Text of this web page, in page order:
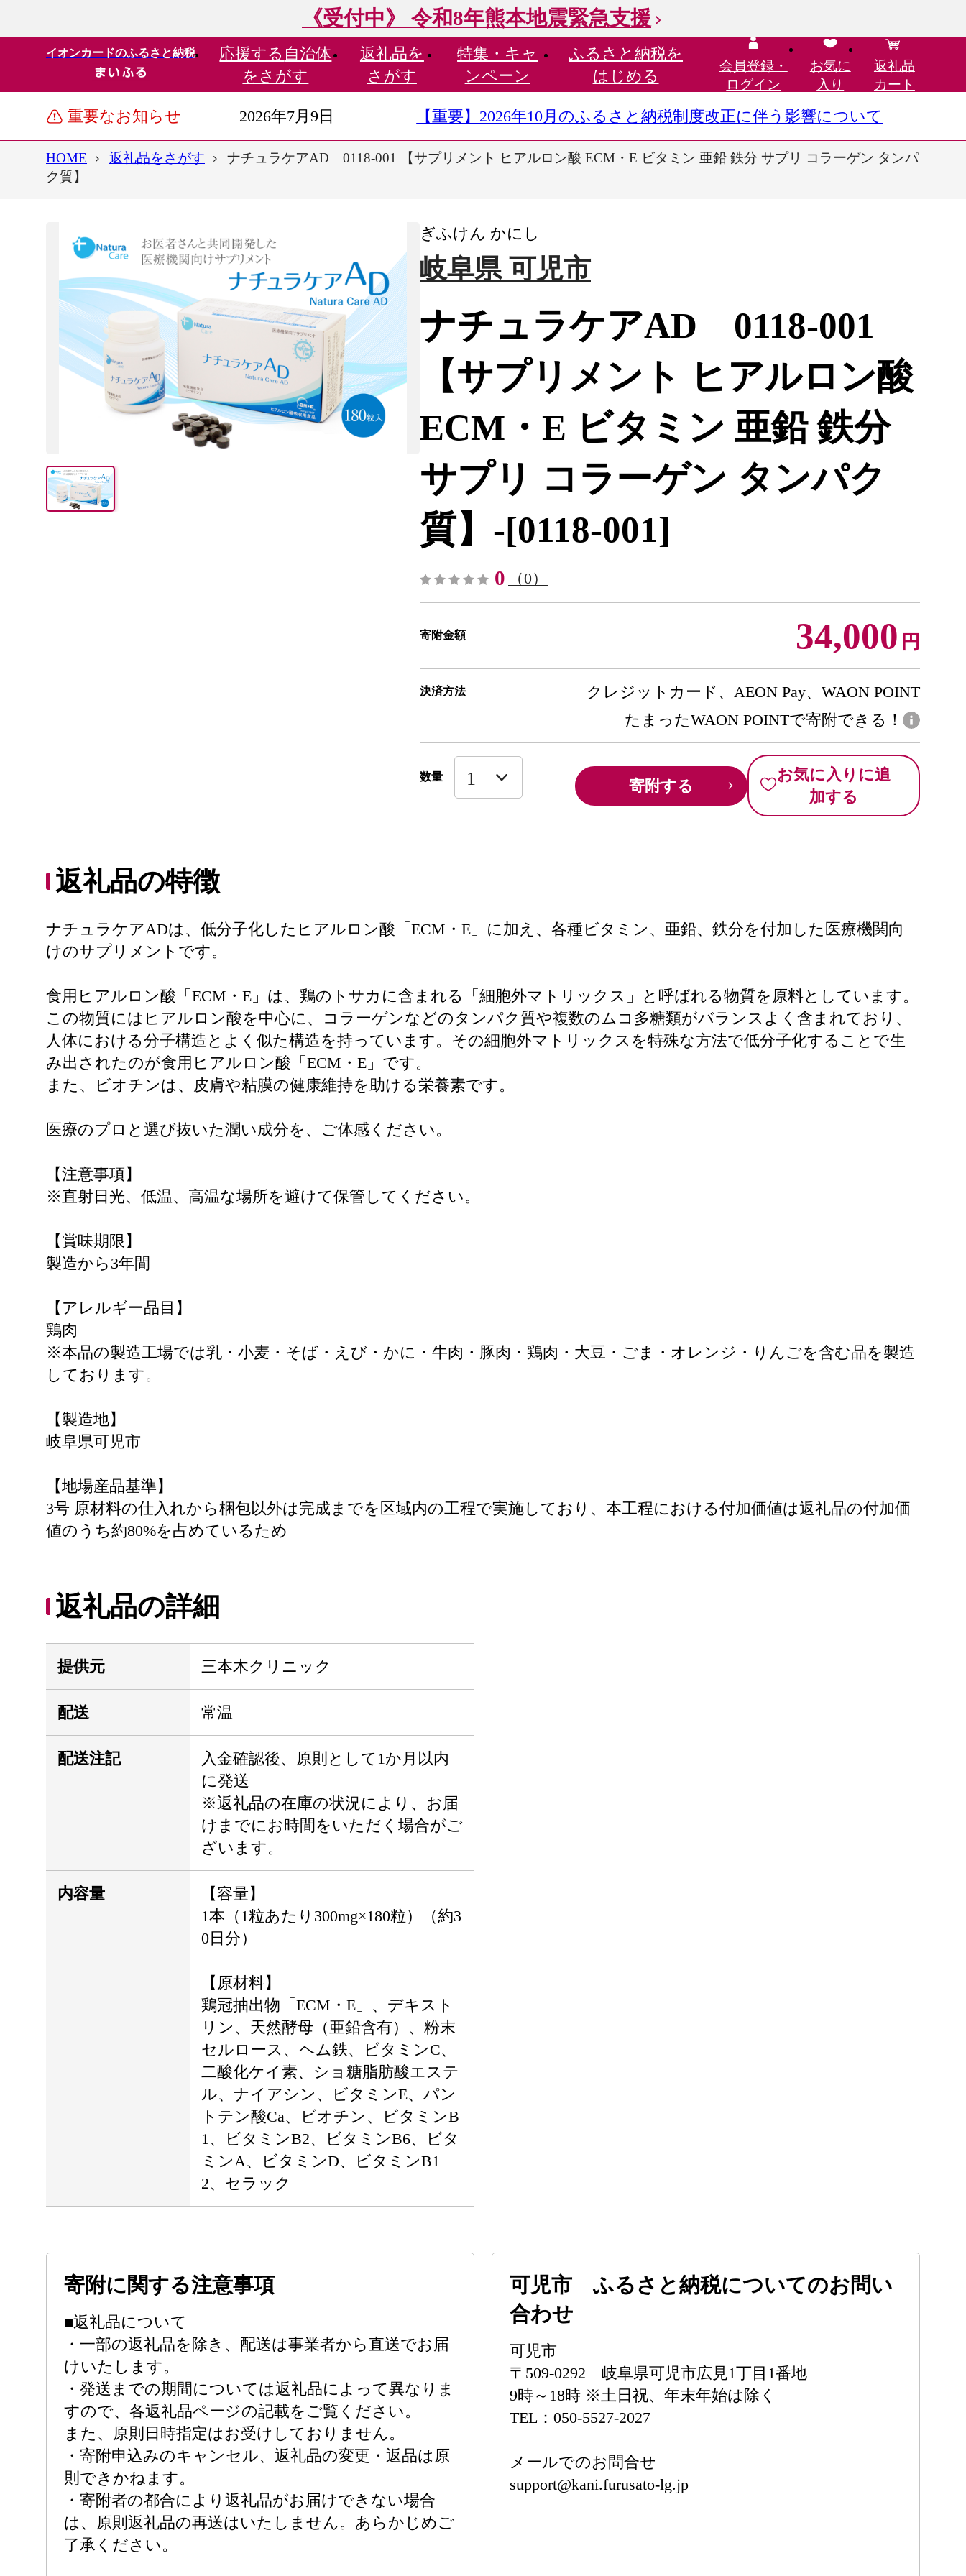
《受付中》 令和8年熊本地震緊急支援
イオンカードのふるさと納税 応援する 自治体
をさがす
返礼品を
さがす
特集・ キャ
ンペーン
ふるさと納税を
はじめる
会員登録・
ログイン
お気に
入り
返礼品
カート
重要なお知らせ 2026年7月9日 【重要】2026年10月のふるさと納税制度改正に伴う影響について
HOME 返礼品をさがす
ナチュラケアAD 0118-001 【サプリメント ヒアルロン酸 ECM・E ビタミン 亜鉛 鉄分 サプリ コラーゲン タンパ
ク質】
ぎふけん かにし
岐阜県 可児市
ナチュラケアAD 0118-001
【サプリメント ヒアルロン酸
ECM・E ビタミン 亜鉛 鉄分
サプリ コラーゲン タンパク
質】-[0118-001]
0 （0）
寄附金額 34,000 円
決済方法
クレジットカード、AEON Pay、WAON POINT
たまったWAON POINTで寄附できる！
数量 寄附する
お気に入りに追
加する
返礼品の特徴
ナチュラケアADは、低分子化したヒアルロン酸「ECM・E」に加え、各種ビタミン、亜鉛、鉄分を付加した医療機関向
けのサプリメントです。
食用ヒアルロン酸「ECM・E」は、鶏のトサカに含まれる「細胞外マトリックス」と呼ばれる物質を原料としています。
この物質にはヒアルロン酸を中心に、コラーゲンなどのタンパク質や複数のムコ多糖類がバランスよく含まれており、
人体における分子構造とよく似た構造を持っています。その細胞外マトリックスを特殊な方法で低分子化することで生
み出されたのが食用ヒアルロン酸「ECM・E」です。
また、ビオチンは、皮膚や粘膜の健康維持を助ける栄養素です。
医療のプロと選び抜いた潤い成分を、ご体感ください。
【注意事項】
※直射日光、低温、高温な場所を避けて保管してください。
【賞味期限】
製造から3年間
【アレルギー品目】
鶏肉
※本品の製造工場では乳・小麦・そば・えび・かに・牛肉・豚肉・鶏肉・大豆・ごま・オレンジ・りんごを含む品を製造
しております。
【製造地】
岐阜県可児市
【地場産品基準】
3号 原材料の仕入れから梱包以外は完成までを区域内の工程で実施しており、本工程における付加価値は返礼品の付加価
値のうち約80%を占めているため
返礼品の詳細
提供元 三本木クリニック
配送 常温
配送注記
入金確認後、原則として1か月以内
に発送
※返礼品の在庫の状況により、お届
けまでにお時間をいただく場合がご
ざいます。
内容量
【容量】
1本（1粒あたり300mg×180粒）（約3
0日分）
【原材料】
鶏冠抽出物「ECM・E」、デキスト
リン、天然酵母（亜鉛含有）、粉末
セルロース、ヘム鉄、ビタミンC、
二酸化ケイ素、ショ糖脂肪酸エステ
ル、ナイアシン、ビタミンE、パン
トテン酸Ca、ビオチン、ビタミンB
1、ビタミンB2、ビタミンB6、ビタ
ミンA、ビタミンD、ビタミンB1
2、セラック
寄附に関する注意事項
■返礼品について
・一部の返礼品を除き、配送は事業者から直送でお届
けいたします。
・発送までの期間については返礼品によって異なりま
すので、各返礼品ページの記載をご覧ください。
また、原則日時指定はお受けしておりません。
・寄附申込みのキャンセル、返礼品の変更・返品は原
則できかねます。
・寄附者の都合により返礼品がお届けできない場合
は、原則返礼品の再送はいたしません。あらかじめご
了承ください。
可児市 ふるさと納税についてのお問い
合わせ
可児市
〒509-0292 岐阜県可児市広見1丁目1番地
9時～18時 ※土日祝、年末年始は除く
TEL：050-5527-2027
メールでのお問合せ
support@kani.furusato-lg.jp